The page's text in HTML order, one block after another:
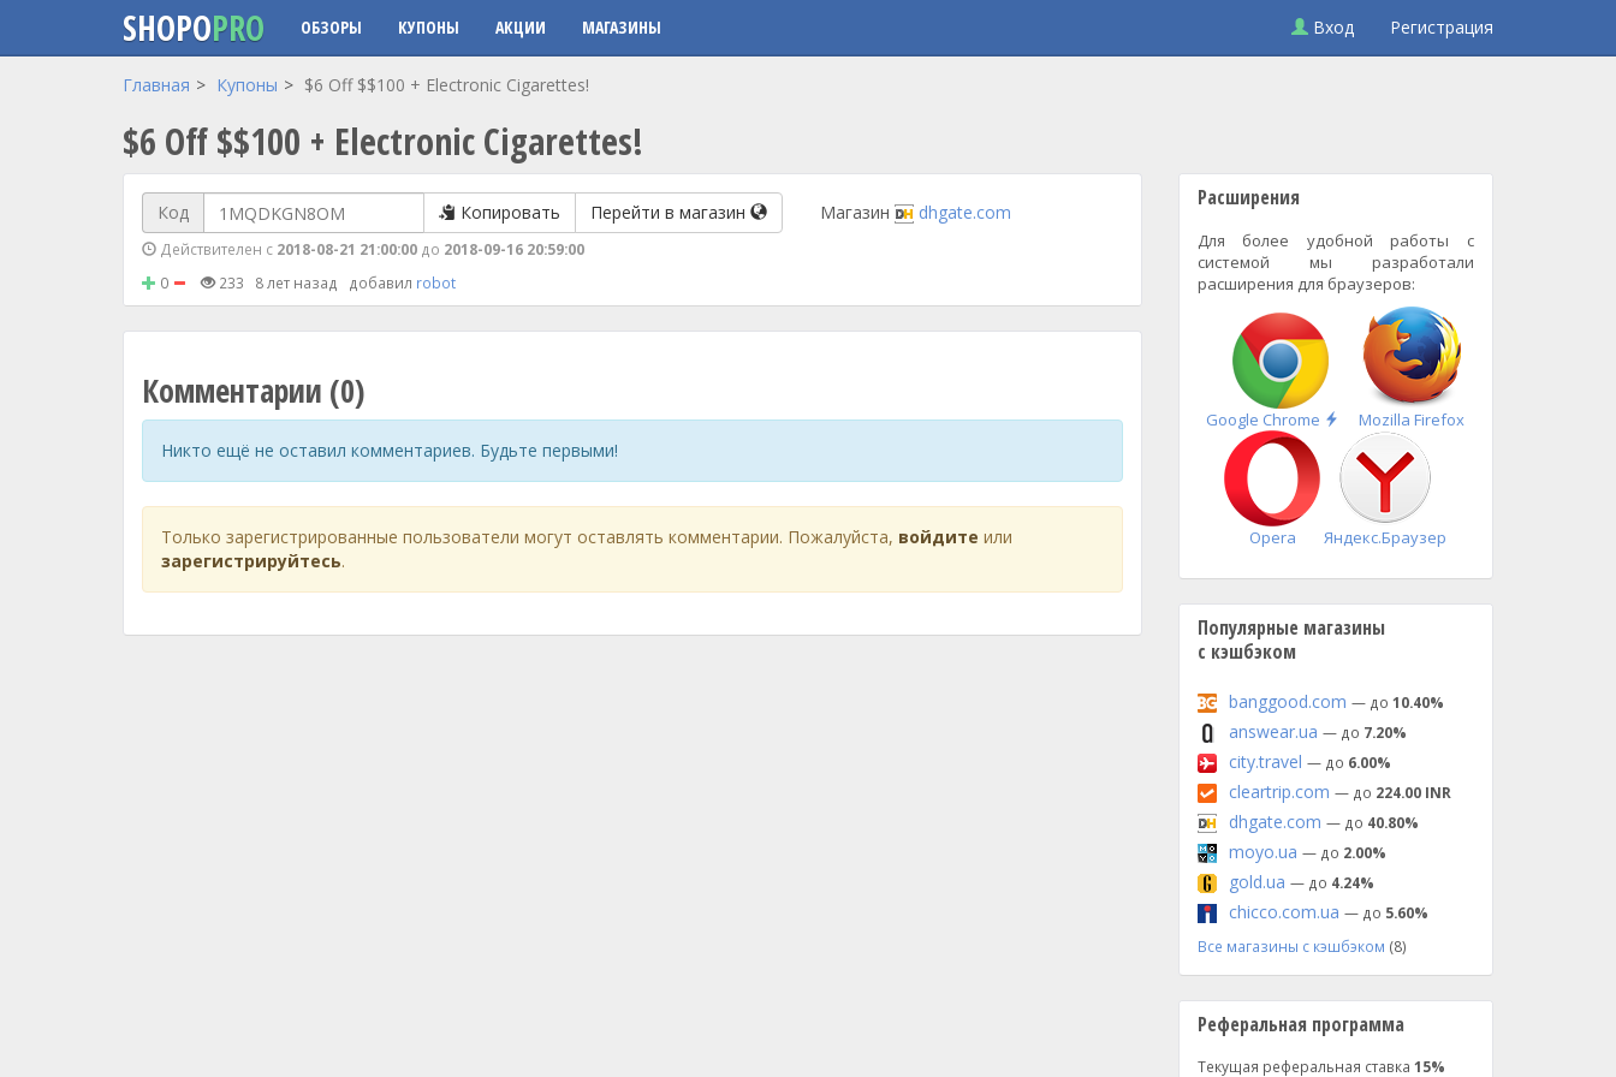
Перейти к основному содержанию
SHOPOPRO ОБЗОРЫ КУПОНЫ АКЦИИ МАГАЗИНЫ Вход Регистрация
Главная Купоны $6 Off $$100 + Electronic Cigarettes!
$6 Off $$100 + Electronic Cigarettes!
Код Копировать Перейти в магазин
Действителен с 2018-08-21 21:00:00 до 2018-09-16 20:59:00
Магазин dhgate.com
0 233 8 лет назад добавил robot
Комментарии (0)
Никто ещё не оставил комментариев. Будьте первыми!
Только зарегистрированные пользователи могут оставлять комментарии. Пожалуйста, войдите или
зарегистрируйтесь.
Расширения
Для более удобной работы с
системой мы разработали
расширения для браузеров:
Google Chrome
Быстрая
установка
Mozilla Firefox
Opera Яндекс.Браузер
Популярные магазины
с кэшбэком
banggood.com — до 10.40%
answear.ua — до 7.20%
city.travel — до 6.00%
cleartrip.com — до 224.00 INR
dhgate.com — до 40.80%
moyo.ua — до 2.00%
gold.ua — до 4.24%
chicco.com.ua — до 5.60%
Все магазины с кэшбэком (8)
Реферальная программа
Текущая реферальная ставка 15%